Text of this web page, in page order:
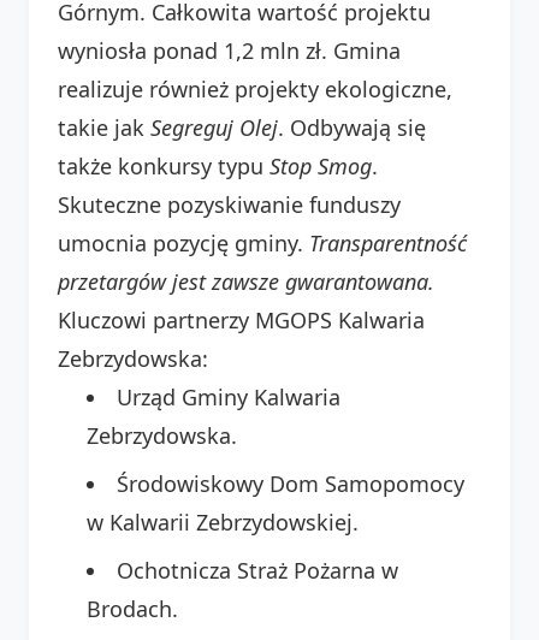
Górnym. Całkowita wartość projektu
wyniosła ponad 1,2 mln zł. Gmina
realizuje również projekty ekologiczne,
takie jak Segreguj Olej. Odbywają się
także konkursy typu Stop Smog.
Skuteczne pozyskiwanie funduszy
umocnia pozycję gminy. Transparentność
przetargów jest zawsze gwarantowana.
Kluczowi partnerzy MGOPS Kalwaria
Zebrzydowska:
Urząd Gminy Kalwaria
Zebrzydowska.
Środowiskowy Dom Samopomocy
w Kalwarii Zebrzydowskiej.
Ochotnicza Straż Pożarna w
Brodach.